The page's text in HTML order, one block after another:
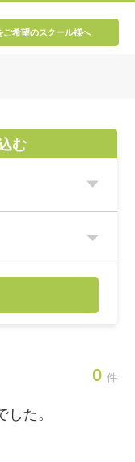
ご希望のスクール様へ
む
0 件
た。